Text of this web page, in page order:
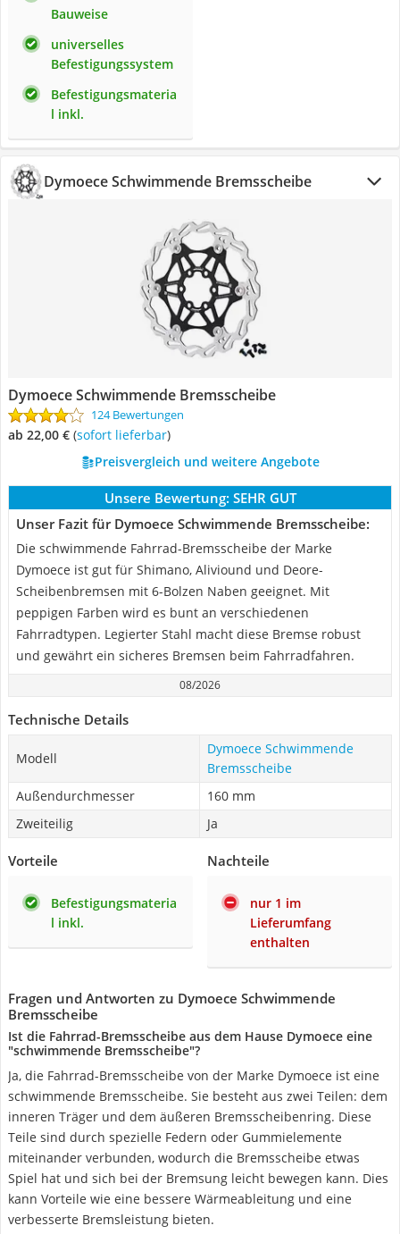
Bauweise
universelles
Befestigungssystem
Befestigungsmateria
l inkl.
Dymoece Schwimmende Bremsscheibe
Dymoece Schwimmende Bremsscheibe
124 Bewertungen
ab 22,00 € ( Sofort lieferbar)
Preisvergleich und weitere Angebote
Unsere Bewertung: SEHR GUT
Unser Fazit für Dymoece Schwimmende Bremsscheibe:
Die schwimmende Fahrrad-Bremsscheibe der Marke
Dymoece ist gut für Shimano, Aliviound und Deore-
Scheibenbremsen mit 6-Bolzen Naben geeignet. Mit
peppigen Farben wird es bunt an verschiedenen
Fahrradtypen. Legierter Stahl macht diese Bremse robust
und gewährt ein sicheres Bremsen beim Fahrradfahren.
08/2026
Technische Details
Modell
Dymoece Schwimmende
Bremsscheibe
Außendurchmesser
160 mm
Zweiteilig
Ja
Vorteile
Befestigungsmateria
l inkl.
Nachteile
nur 1 im
Lieferumfang
enthalten
Fragen und Antworten zu Dymoece Schwimmende
Bremsscheibe
Ist die Fahrrad-Bremsscheibe aus dem Hause Dymoece eine
"schwimmende Bremsscheibe"?
Ja, die Fahrrad-Bremsscheibe von der Marke Dymoece ist eine
schwimmende Bremsscheibe. Sie besteht aus zwei Teilen: dem
inneren Träger und dem äußeren Bremsscheibenring. Diese
Teile sind durch spezielle Federn oder Gummielemente
miteinander verbunden, wodurch die Bremsscheibe etwas
Spiel hat und sich bei der Bremsung leicht bewegen kann. Dies
kann Vorteile wie eine bessere Wärmeableitung und eine
verbesserte Bremsleistung bieten.